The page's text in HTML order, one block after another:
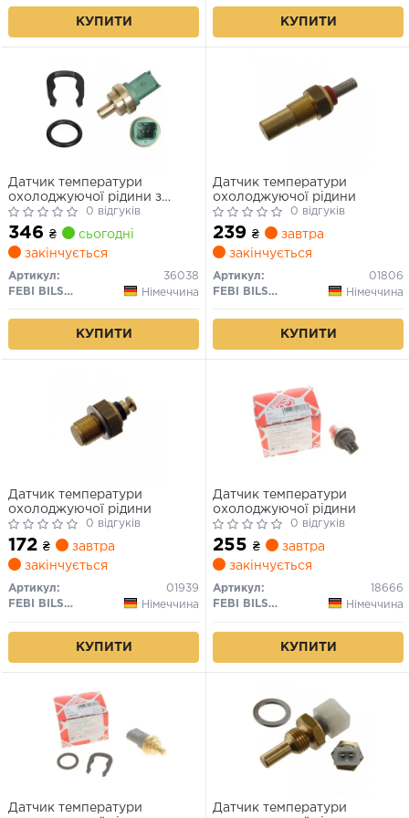
КУПИТИ КУПИТИ
Датчик температури
охолоджуючої рідини з
ущільнюючим кільцем
0 відгуків
346 ₴
сьогодні
закінчується
Артикул:
36038
FEBI BILSTEIN
Німеччина
КУПИТИ
Датчик температури
охолоджуючої рідини
0 відгуків
239 ₴
завтра
закінчується
Артикул:
01806
FEBI BILSTEIN
Німеччина
КУПИТИ
Датчик температури
охолоджуючої рідини
0 відгуків
172 ₴
завтра
закінчується
Артикул:
01939
FEBI BILSTEIN
Німеччина
КУПИТИ
Датчик температури
охолоджуючої рідини
0 відгуків
255 ₴
завтра
закінчується
Артикул:
18666
FEBI BILSTEIN
Німеччина
КУПИТИ
Датчик температури
Датчик температури